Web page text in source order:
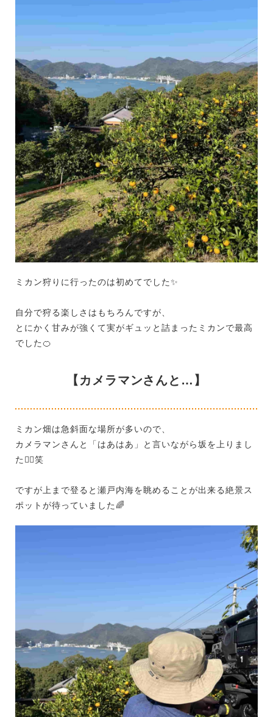
ミカン狩りに行ったのは初めてでした✨
自分で狩る楽しさはもちろんですが、
とにかく甘みが強くて実がギュッと詰まったミカンで最高
でした🍊
【カメラマンさんと…】
ミカン畑は急斜面な場所が多いので、
カメラマンさんと「はあはあ」と言いながら坂を上りまし
た 😵‍💫笑
ですが上まで登ると瀬戸内海を眺めることが出来る絶景ス
ポットが待っていました🌈